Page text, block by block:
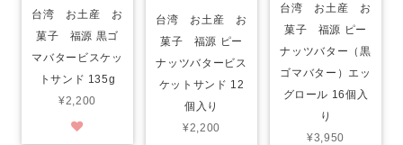
台湾 お土産 お
菓子 福源 黒ゴ
マバタービスケッ
トサンド 135g
¥2,200
台湾 お土産 お
菓子 福源 ピー
ナッツバタービス
ケットサンド 12
個入り
¥2,200
台湾 お土産 お
菓子 福源 ピー
ナッツバター（黒
ゴマバター）エッ
グロール 16個入
り
¥3,950